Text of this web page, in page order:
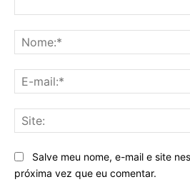
Salve meu nome, e-mail e site
próxima vez que eu comentar.